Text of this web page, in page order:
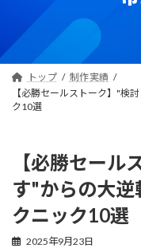
プ
動
トップ
制作実績
【必勝セールストーク】"検
ク10選
【必勝セール
す"からの大逆
クニック10選
2025年9月23日